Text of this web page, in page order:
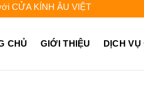
KÍNH ÂU VIỆT - Liên hệ để
CHỦ GIỚI THIỆU DỊCH VỤ